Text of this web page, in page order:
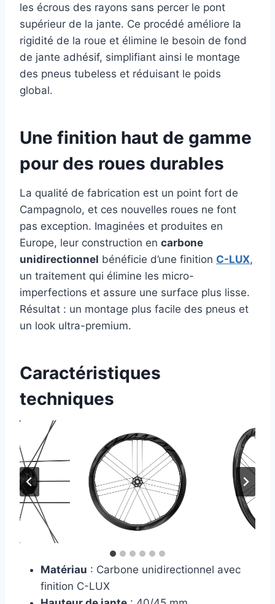
les écrous des rayons sans percer le pont
supérieur de la jante. Ce procédé améliore la
rigidité de la roue et élimine le besoin de fond
de jante adhésif, simplifiant ainsi le montage
des pneus tubeless et réduisant le poids
global.
Une finition haut de gamme
pour des roues durables
La qualité de fabrication est un point fort de
Campagnolo, et ces nouvelles roues ne font
pas exception. Imaginées et produites en
Europe, leur construction en carbone
unidirectionnel bénéficie d’une finition C-LUX,
un traitement qui élimine les micro-
imperfections et assure une surface plus lisse.
Résultat : un montage plus facile des pneus et
un look ultra-premium.
Caractéristiques
techniques
Matériau : Carbone unidirectionnel avec
finition C-LUX